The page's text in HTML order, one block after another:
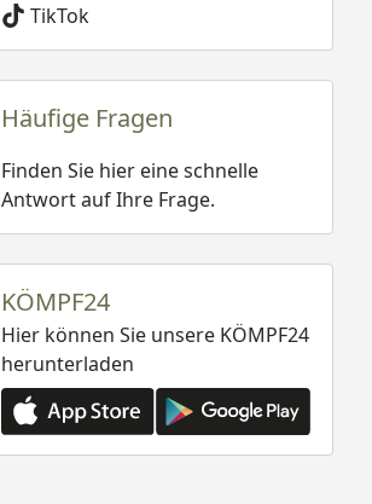
TikTok
Häufige Fragen
Finden Sie hier eine schnelle
Antwort auf Ihre Frage.
KÖMPF24
Hier können Sie unsere KÖMPF24
herunterladen